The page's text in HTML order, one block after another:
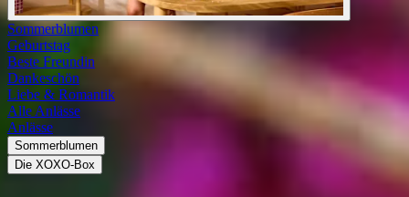
Sommerblumen
Geburtstag
Beste Freundin
Dankeschön
Liebe & Romantik
Alle Anlässe
Anlässe
Sommerblumen
Die XOXO-Box